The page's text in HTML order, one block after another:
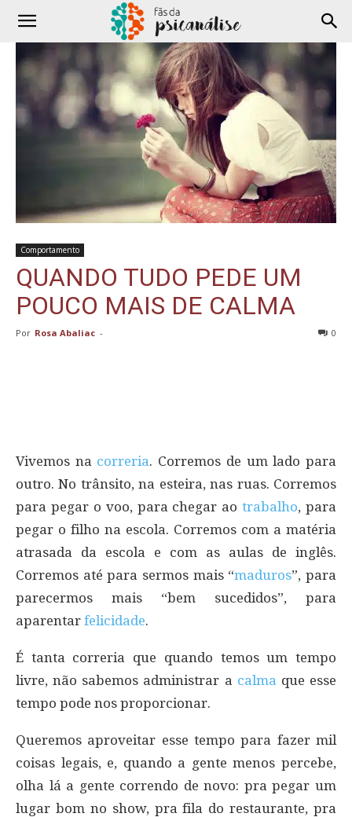
Comportamento
QUANDO TUDO PEDE UM
POUCO MAIS DE CALMA
Por Rosa Abaliac - 0
Vivemos na correria. Corremos de um lado para
outro. No trânsito, na esteira, nas ruas. Corremos
para pegar o voo, para chegar aotrabalho, para
pegar o filho na escola. Corremos com a matéria
atrasada da escola e com as aulas de inglês.
Corremos até para sermos mais “maduros”, para
parecermos mais “bem sucedidos”, para
aparentar felicidade.
É tanta correria que quando temos um tempo
livre, não sabemos administrar a calma que esse
tempo pode nos proporcionar.
Queremos aproveitar esse tempo para fazer mil
coisas legais, e, quando a gente menos percebe,
olha lá a gente correndo de novo: pra pegar um
lugar bom no show, pra fila do restaurante, pra